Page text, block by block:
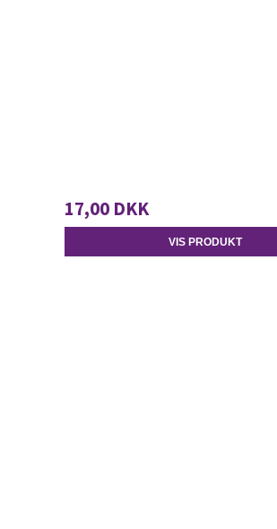
17,00 DKK
VIS PRODUKT